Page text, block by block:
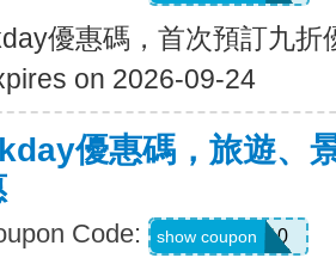
優惠碼，首次預訂九折
on 2026-09-24
優惠碼，旅遊、
Code: KKDAY10
show coupon